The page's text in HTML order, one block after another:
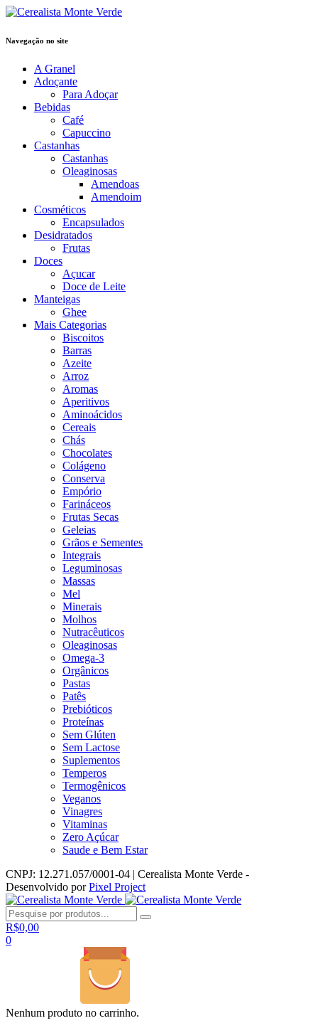
Navegação no site
A Granel
Adoçante
Para Adoçar
Bebidas
Café
Capuccino
Castanhas
Castanhas
Oleaginosas
Amendoas
Amendoim
Cosméticos
Encapsulados
Desidratados
Frutas
Doces
Açucar
Doce de Leite
Manteigas
Ghee
Mais Categorias
Biscoitos
Barras
Azeite
Arroz
Aromas
Aperitivos
Aminoácidos
Cereais
Chás
Chocolates
Colágeno
Conserva
Empório
Farináceos
Frutas Secas
Geleias
Grãos e Sementes
Integrais
Leguminosas
Massas
Mel
Minerais
Molhos
Nutracêuticos
Oleaginosas
Omega-3
Orgânicos
Pastas
Patês
Prebióticos
Proteínas
Sem Glúten
Sem Lactose
Suplementos
Temperos
Termogênicos
Veganos
Vinagres
Vitaminas
Zero Açúcar
Saude e Bem Estar
CNPJ: 12.271.057/0001-04 | Cerealista Monte Verde -
Desenvolvido porPixel Project
R$0,00
0
Nenhum produto no carrinho.